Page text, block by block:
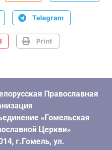
Telegram
Print
Православная
«Гомельская
Церкви»
г.Гомель, ул.